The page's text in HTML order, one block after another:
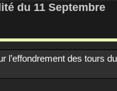
du 11 Septembre